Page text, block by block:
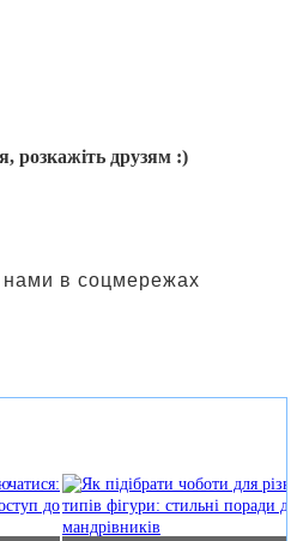
розкажіть друзям :)
нами в соцмережах